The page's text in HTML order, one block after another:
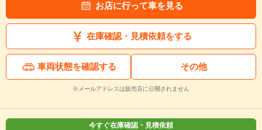
お店に行って車を見る
在庫確認・見積依頼をする
車両状態を確認する その他
※メールアドレスは販売店に公開されません
今すぐ在庫確認・見積依頼